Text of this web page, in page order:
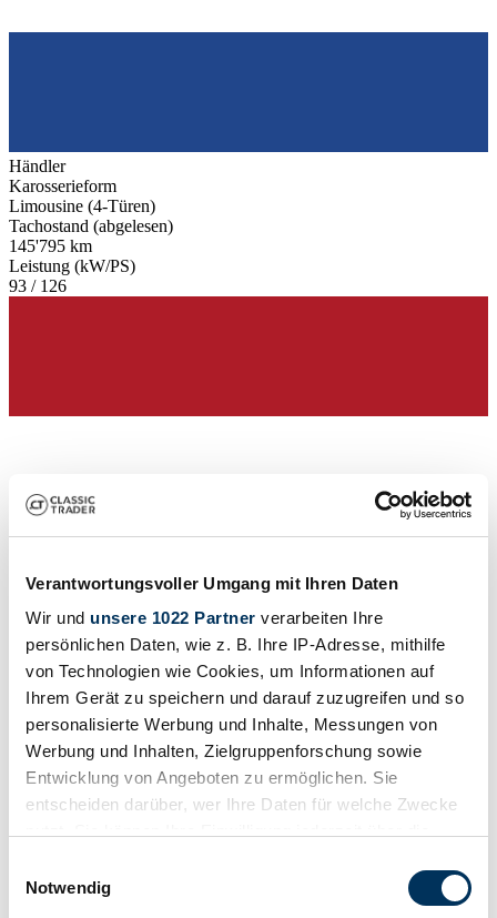
Verantwortungsvoller Umgang mit Ihren Daten
Wir und unsere 1022 Partner verarbeiten Ihre
persönlichen Daten, wie z. B. Ihre IP-Adresse, mithilfe
von Technologien wie Cookies, um Informationen auf
Ihrem Gerät zu speichern und darauf zuzugreifen und so
personalisierte Werbung und Inhalte, Messungen von
Werbung und Inhalten, Zielgruppenforschung sowie
Entwicklung von Angeboten zu ermöglichen. Sie
entscheiden darüber, wer Ihre Daten für welche Zwecke
Trigger Symbol ändern oder widerrufen
Notwendig
Händler
Karosserieform
Limousine (4-Türen)
Tachostand (abgelesen)
145'795 km
Leistung (kW/PS)
93 / 126
Händler